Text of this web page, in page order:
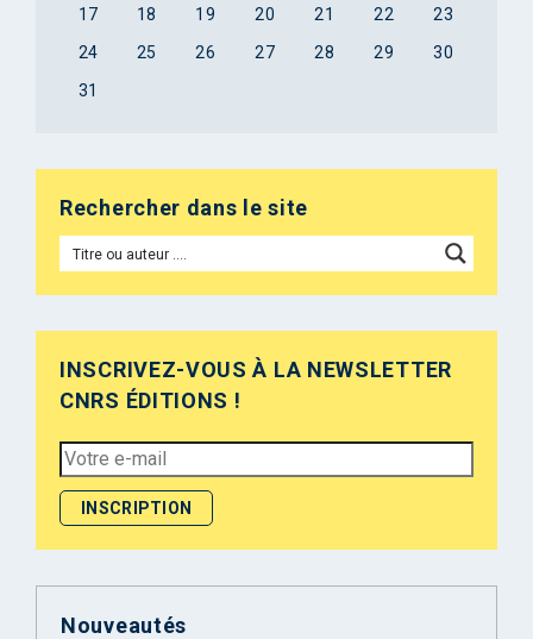
17
18 19 20 21 22
23
24
25 26 27 28 29
30
31
Rechercher dans le site
INSCRIVEZ-VOUS À LA NEWSLETTER
CNRS ÉDITIONS !
Nouveautés